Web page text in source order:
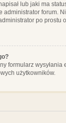
lub jaki ma
forum.
po prostu
wysyłania
użytkowników.